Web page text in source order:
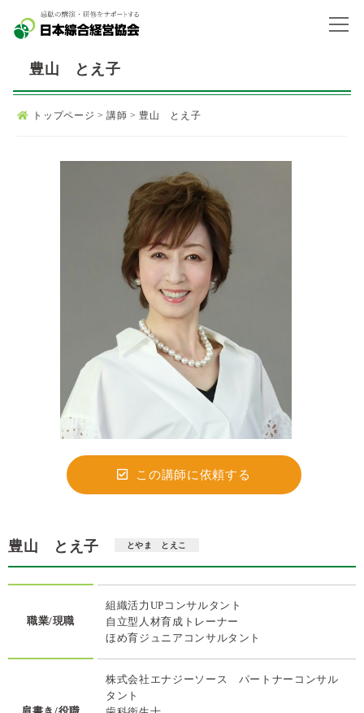
豊山 とえ子
トップページ >講師 > 豊山 とえ子
この講師に依頼する
豊山 とえ子 とやま とえこ
職業/現職
組織活力UPコンサルタント
自立型人材育成トレーナー
ほめ育ジュニアコンサルタント
株式会社エナジーソース パートナーコンサル
タント